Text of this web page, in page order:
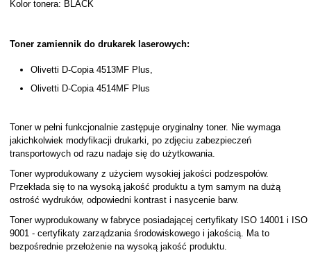
Kolor tonera: BLACK
Toner zamiennik do drukarek laserowych:
Olivetti D-Copia 4513MF Plus,
Olivetti D-Copia 4514MF Plus
Toner w pełni funkcjonalnie zastępuje oryginalny toner. Nie wymaga
jakichkolwiek modyfikacji drukarki, po zdjęciu zabezpieczeń
transportowych od razu nadaje się do użytkowania.
Toner wyprodukowany z użyciem wysokiej jakości podzespołów.
Przekłada się to na wysoką jakość produktu a tym samym na dużą
ostrość wydruków, odpowiedni kontrast i nasycenie barw.
Toner wyprodukowany w fabryce posiadającej certyfikaty ISO 14001 i ISO
9001 - certyfikaty zarządzania środowiskowego i jakością. Ma to
bezpośrednie przełożenie na wysoką jakość produktu.